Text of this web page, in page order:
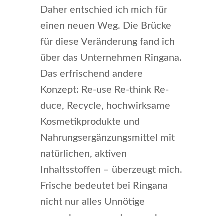
Daher entschied ich mich für
einen neuen Weg. Die Brücke
für diese Veränderung fand ich
über das Unternehmen Ringana.
Das erfrischend andere
Konzept: Re-use Re-think Re-
duce, Recycle, hochwirksame
Kosmetikprodukte und
Nahrungsergänzungsmittel mit
natürlichen, aktiven
Inhaltsstoffen – überzeugt mich.
Frische bedeutet bei Ringana
nicht nur alles Unnötige